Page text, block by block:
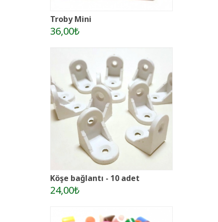
Troby Mini
36,00₺
Köşe bağlantı - 10 adet
24,00₺